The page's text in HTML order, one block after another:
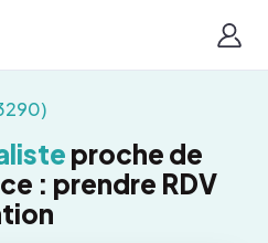
proche de
: prendre RDV